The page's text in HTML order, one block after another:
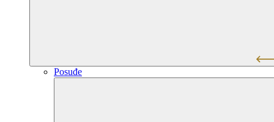
Posuđe